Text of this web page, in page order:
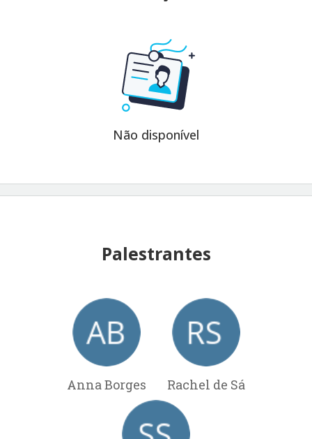
Não disponível
Palestrantes
Anna Borges Rachel de Sá